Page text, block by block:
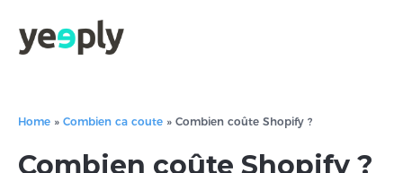
Home » Combien ca coute » Combien coûte Shopify ?
Combien coûte Shopify ?